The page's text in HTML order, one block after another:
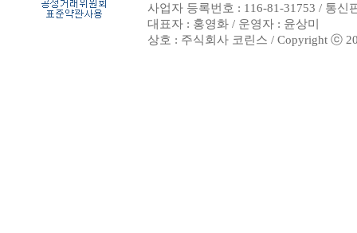
사업자 등록번호 : 116-81-31753 / 통신
대표자 : 홍영화 / 운영자 : 윤상미
상호 : 주식회사 코린스 / Copyright ⓒ